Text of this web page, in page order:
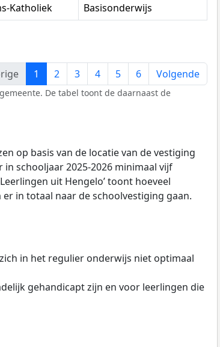
Katholiek Basisonderwijs
1 2 3 4 5 6 Volgende
De tabel toont de daarnaast de
op basis van de locatie van de vestiging
schooljaar 2025-2026 minimaal vijf
uit Hengelo’ toont hoeveel
in totaal naar de schoolvestiging gaan.
in het regulier onderwijs niet optimaal
gehandicapt zijn en voor leerlingen die